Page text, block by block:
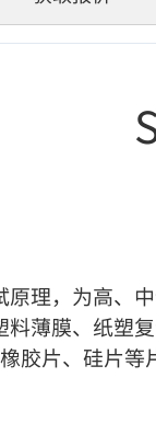
理，为高、
薄膜、纸塑
胶片、硅片